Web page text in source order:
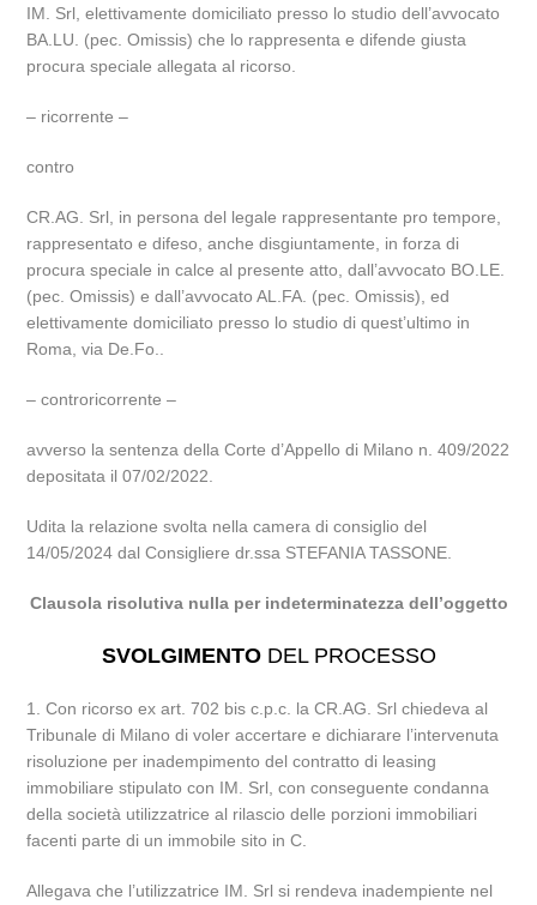
IM. Srl, elettivamente domiciliato presso lo studio dell’avvocato
BA.LU. (pec. Omissis) che lo rappresenta e difende giusta
procura speciale allegata al ricorso.
– ricorrente –
contro
CR.AG. Srl, in persona del legale rappresentante pro tempore,
rappresentato e difeso, anche disgiuntamente, in forza di
procura speciale in calce al presente atto, dall’avvocato BO.LE.
(pec. Omissis) e dall’avvocato AL.FA. (pec. Omissis), ed
elettivamente domiciliato presso lo studio di quest’ultimo in
Roma, via De.Fo..
– controricorrente –
avverso la sentenza della Corte d’Appello di Milano n. 409/2022
depositata il 07/02/2022.
Udita la relazione svolta nella camera di consiglio del
14/05/2024 dal Consigliere dr.ssa STEFANIA TASSONE.
Clausola risolutiva nulla per indeterminatezza dell’oggetto
SVOLGIMENTODEL PROCESSO
1. Con ricorso ex art. 702 bis c.p.c. la CR.AG. Srl chiedeva al
Tribunale di Milano di voler accertare e dichiarare l’intervenuta
risoluzione per inadempimento del contratto di leasing
immobiliare stipulato con IM. Srl, con conseguente condanna
della società utilizzatrice al rilascio delle porzioni immobiliari
facenti parte di un immobile sito in C.
Allegava che l’utilizzatrice IM. Srl si rendeva inadempiente nel